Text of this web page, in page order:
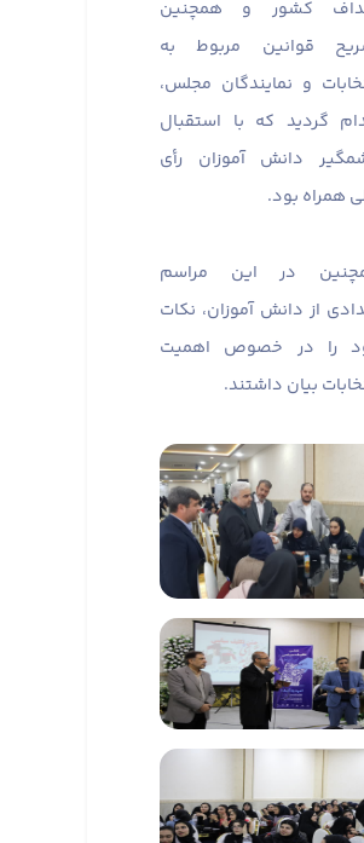
کشور و همچنین
قوانین مربوط به
و نمایندگان مجلس،
گردید که با استقبال
دانش آموزان رأی
همراه بود.
در این مراسم
از دانش آموزان، نکات
را در خصوص اهمیت
بیان داشتند.